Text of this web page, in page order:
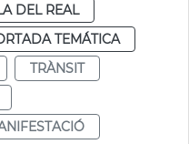
DEL REAL
TEMÁTICA
TRÀNSIT